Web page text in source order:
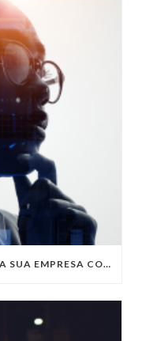
POTENCIALIZE O DESEMPENHO DA SUA EMPRESA COM OS SERVIÇOS DE TI DA VIVO VITA